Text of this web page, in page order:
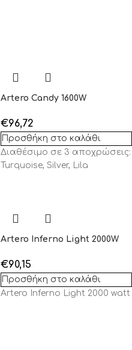
Artero Candy 1600W
€96,72
Προσθήκη στο καλάθι
Διαθέσιμο σε 3 αποχρώσεις:
Turquoise, Silver, Lila
Artero Inferno Light 2000W
€90,15
Προσθήκη στο καλάθι
Artero Inferno Light 2000 watt